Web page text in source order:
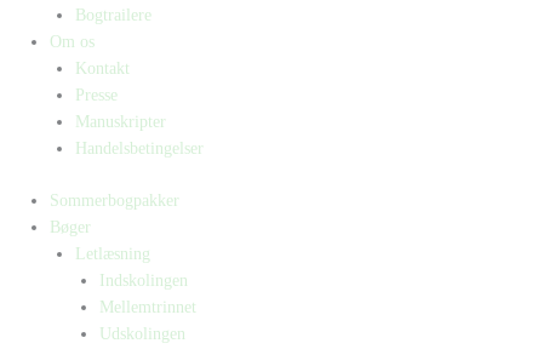
Bogtrailere
Om os
Kontakt
Presse
Manuskripter
Handelsbetingelser
Sommerbogpakker
Bøger
Letlæsning
Indskolingen
Mellemtrinnet
Udskolingen